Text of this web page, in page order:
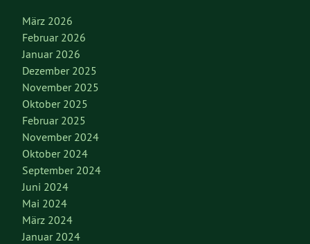
März 2026
Februar 2026
Januar 2026
Dezember 2025
November 2025
Oktober 2025
Februar 2025
November 2024
Oktober 2024
September 2024
Juni 2024
Mai 2024
März 2024
Januar 2024